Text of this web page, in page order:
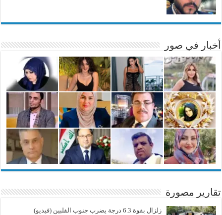
أخبار في صور
تقارير مصورة
زلزال بقوة 6.3 درجة يضرب جنوب الفلبين (فيديو)